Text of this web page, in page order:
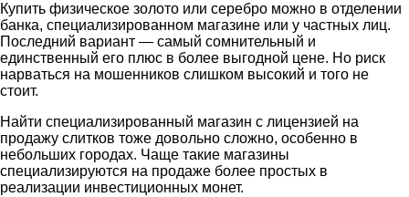
Купить физическое золото или серебро можно в отделении
банка, специализированном магазине или у частных лиц.
Последний вариант — самый сомнительный и
единственный его плюс в более выгодной цене. Но риск
нарваться на мошенников слишком высокий и того не
стоит.
Найти специализированный магазин с лицензией на
продажу слитков тоже довольно сложно, особенно в
небольших городах. Чаще такие магазины
специализируются на продаже более простых в
реализации инвестиционных монет.